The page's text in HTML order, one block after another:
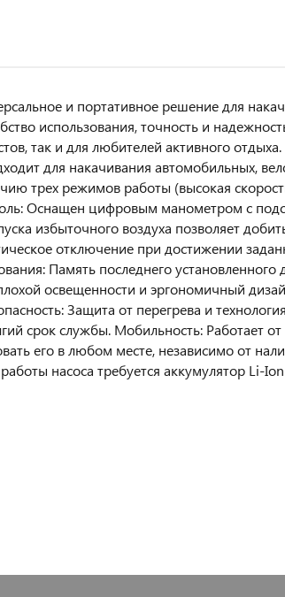
и портативное решение для
использования, точность и
так и для любителей активного
для накачивания автомобильных,
трех режимов работы (высокая
Оснащен цифровым манометром с
избыточного воздуха позволяет
отключение при достижении
Память последнего установленного
освещенности и эргономичный
Защита от перегрева и
срок службы. Мобильность: Работает от
его в любом месте, независимо от
насоса требуется аккумулятор Li-